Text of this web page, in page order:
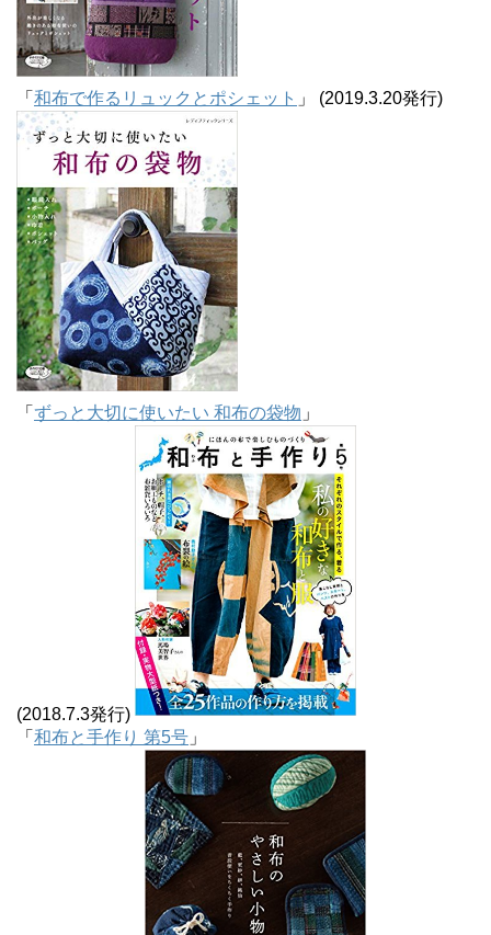
「 和布で作るリュックとポシェット 」 (2019.3.20発行)
「 ずっと大切に使いたい 和布の袋物 」
(2018.7.3発行)
「 和布と手作り 第5号 」